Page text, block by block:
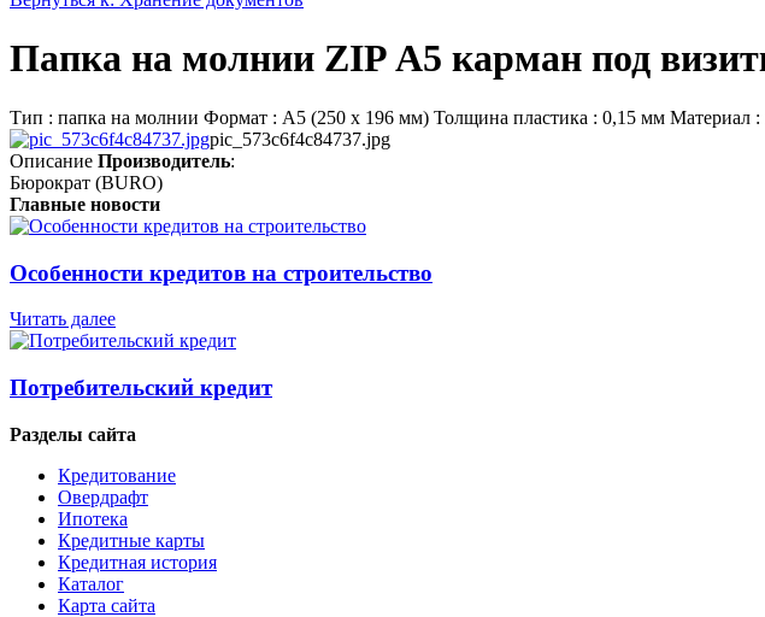
Папка на молнии ZIP А5 карман под
Тип : папка на молнии Формат : А5 (250 х 196 мм) Толщина пластика : 0,15 мм
pic_573c6f4c84737.jpg
Описание Производитель:
Бюрократ (BURO)
Главные новости
Особенности кредитов на строительство
Читать далее
Потребительский кредит
Разделы сайта
Кредитование
Овердрафт
Ипотека
Кредитные карты
Кредитная история
Каталог
Карта сайта